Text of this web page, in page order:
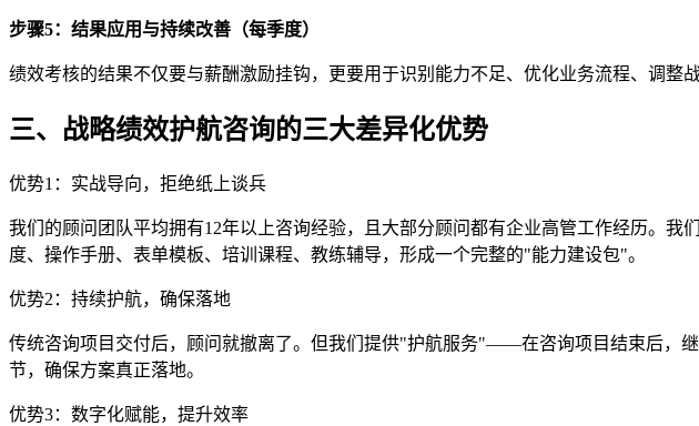
步骤5：结果应用与持续改善（每季度）
绩效考核的结果不仅要与薪酬激励挂钩，更要用于识别能力不足、优化业务流程、调
三、战略绩效护航咨询的三大差异化优势
优势1：实战导向，拒绝纸上谈兵
我们的顾问团队平均拥有12年以上咨询经验，且大部分顾问都有企业高管工作经历。
度、操作手册、表单模板、培训课程、教练辅导，形成一个完整的"能力建设包"。
优势2：持续护航，确保落地
传统咨询项目交付后，顾问就撤离了。但我们提供"护航服务"——在咨询项目结束后，
节，确保方案真正落地。
优势3：数字化赋能，提升效率